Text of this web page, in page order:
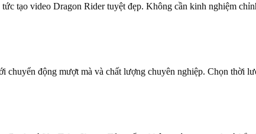
tạo video Dragon Rider tuyệt đẹp. Không cần kinh nghiệm
chuyển động mượt mà và chất lượng chuyên nghiệp. Chọn thời